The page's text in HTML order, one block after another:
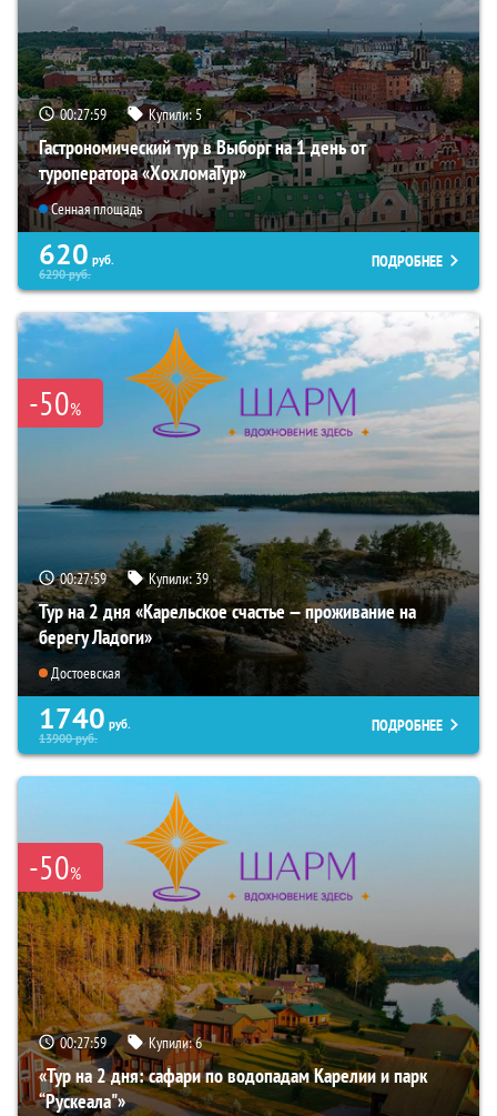
00:27:58 Купили:5
Гастрономический тур в Выборг на 1 день от
туроператора «ХохломаТур»
Сенная площадь
620 руб.
6290руб.
ПОДРОБНЕЕ
-50%
00:27:58 Купили:39
Тур на 2 дня «Карельское счастье — проживание на
берегу Ладоги»
Достоевская
1740 руб.
13900руб.
ПОДРОБНЕЕ
-50%
00:27:58 Купили:6
«Тур на 2 дня: сафари по водопадам Карелии и парк
“Рускеала"»